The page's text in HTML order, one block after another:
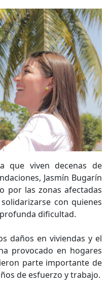
que viven decenas de
Jasmín Bugarín
por las zonas afectadas
con quienes
dificultad.
daños en viviendas y el
provocado en hogares
parte importante de
de esfuerzo y trabajo.